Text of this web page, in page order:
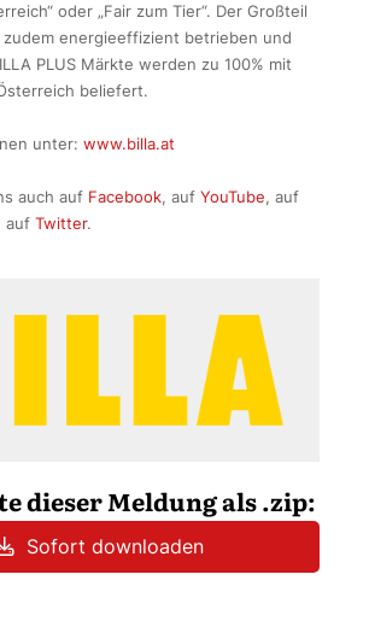
oder „Fair zum Tier“. Der Großteil
energieeffizient betrieben und
PLUS Märkte werden zu 100% mit
beliefert.
unter: www.billa.at
auch auf Facebook, auf YouTube, auf
auf Twitter.
dieser Meldung als .zip:
Sofort downloaden